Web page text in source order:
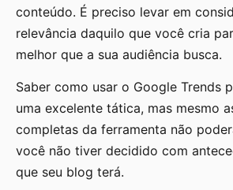
conteúdo. É preciso levar em
relevância daquilo que você cria
melhor que a sua audiência busca.
Saber como usar o Google Trends
uma excelente tática, mas mesmo
completas da ferramenta não
você não tiver decidido com
que seu blog terá.